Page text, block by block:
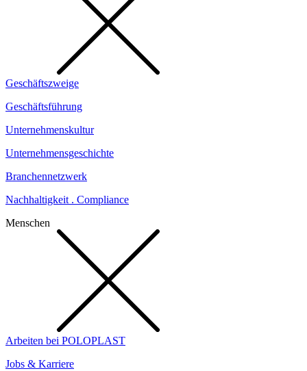
Geschäftszweige
Geschäftsführung
Unternehmenskultur
Unternehmensgeschichte
Branchennetzwerk
Nachhaltigkeit . Compliance
Menschen
Arbeiten bei POLOPLAST
Jobs & Karriere